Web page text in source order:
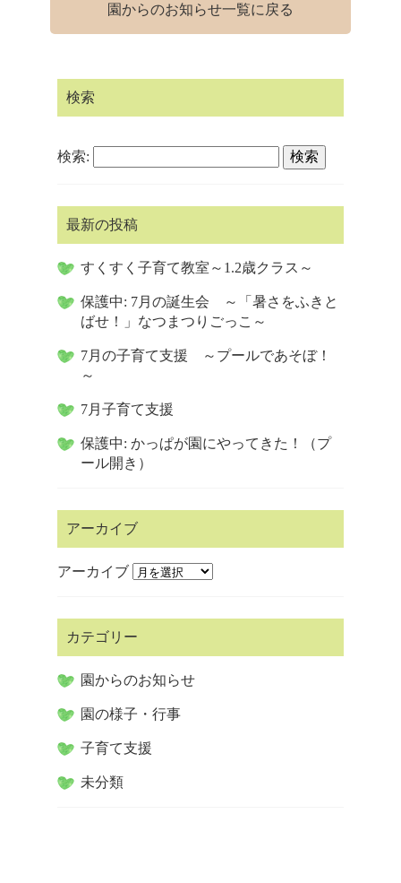
園からのお知らせ一覧に戻る
検索
検索:
最新の投稿
すくすく子育て教室～1.2歳クラス～
保護中: 7月の誕生会 ～「暑さをふきと
ばせ！」なつまつりごっこ～
7月の子育て支援 ～プールであそぼ！
～
7月子育て支援
保護中: かっぱが園にやってきた！（プ
ール開き）
アーカイブ
アーカイブ
カテゴリー
園からのお知らせ
園の様子・行事
子育て支援
未分類